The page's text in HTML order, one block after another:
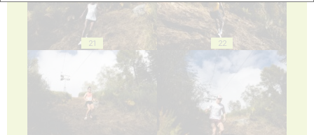
21 22